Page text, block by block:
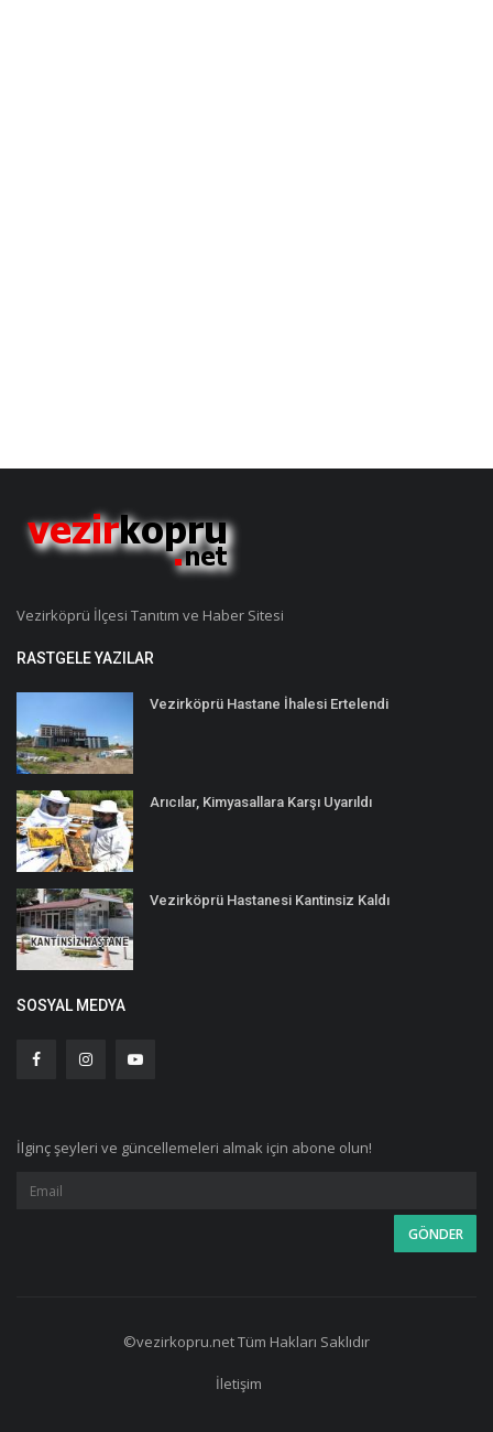
Vezirköprü İlçesi Tanıtım ve Haber Sitesi
RASTGELE YAZILAR
Vezirköprü Hastane İhalesi Ertelendi
Arıcılar, Kimyasallara Karşı Uyarıldı
Vezirköprü Hastanesi Kantinsiz Kaldı
SOSYAL MEDYA
İlginç şeyleri ve güncellemeleri almak için abone olun!
©vezirkopru.net Tüm Hakları Saklıdır
İletişim